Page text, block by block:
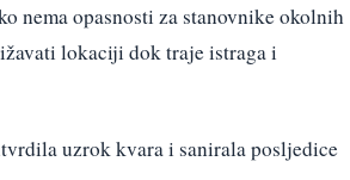
nema opasnosti za stanovnike okolnih
lokaciji dok traje istraga i
uzrok kvara i sanirala posljedice